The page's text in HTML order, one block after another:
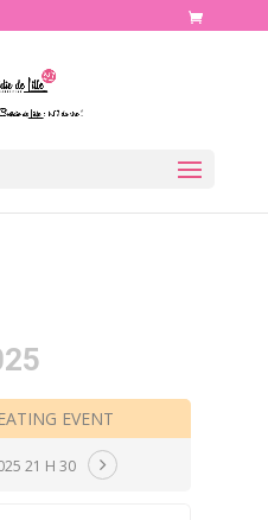
EVENT
21 H 30